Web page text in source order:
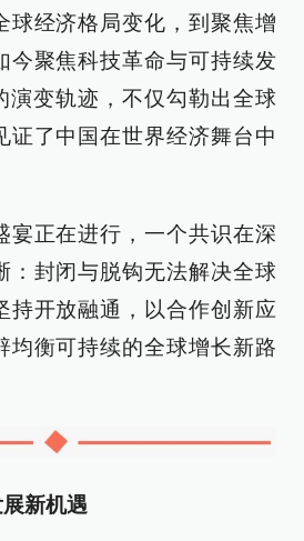
球经济格局变化，到聚焦增
今聚焦科技革命与可持续发
变轨迹，不仅勾勒出全球
证了中国在世界经济舞台中
宴正在进行，一个共识在深
：封闭与脱钩无法解决全球
持开放融通，以合作创新应
均衡可持续的全球增长新路
新机遇